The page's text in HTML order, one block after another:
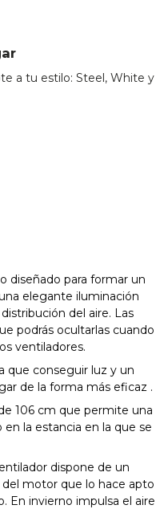
a tu estilo: Steel, White y
diseñado para formar un
elegante iluminación
del aire. Las
podrás ocultarlas cuando
ventiladores.
que conseguir luz y un
de la forma más eficaz .
106 cm que permite una
la estancia en la que se
dispone de un
motor que lo hace apto
En invierno impulsa el aire